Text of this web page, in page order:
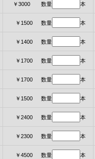
￥3000 数量 本
￥1500 数量 本
￥1400 数量 本
￥1700 数量 本
￥1700 数量 本
￥1500 数量 本
￥2400 数量 本
￥2300 数量 本
￥4500 数量 本